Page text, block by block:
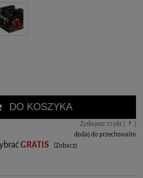
DO KOSZYKA
Zyskujesz10 pkt [ ? ]
dodaj do przechowalni
GRATIS (Zobacz)